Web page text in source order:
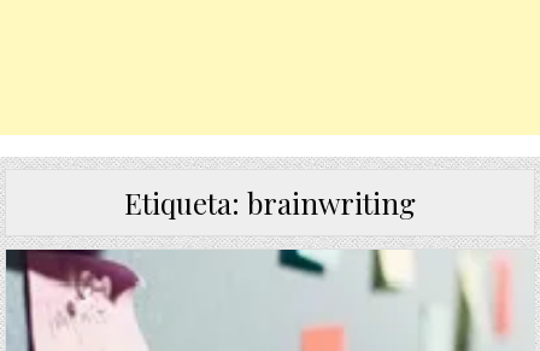
Etiqueta: brainwriting